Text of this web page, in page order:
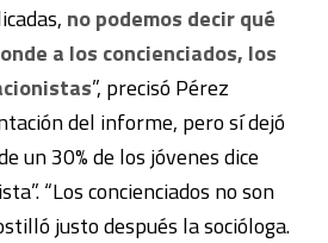
no podemos decir qué
a los concienciados, los
”, precisó Pérez
del informe, pero sí dejó
un 30% de los jóvenes dice
“Los concienciados no son
justo después la socióloga.